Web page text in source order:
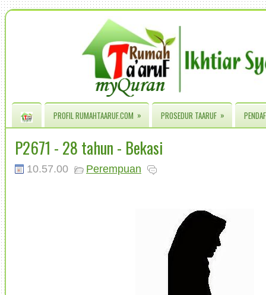
PROFIL RUMAHTAARUF.COM » PROSEDUR TAARUF »
P2671 - 28 tahun - Bekasi
10.57.00 Perempuan